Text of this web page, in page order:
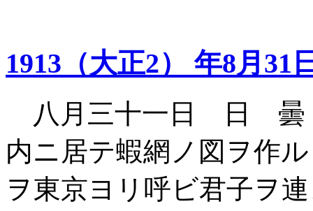
1913（大正2） 年8月31
八月三十一日 日
内ニ居テ蝦網ノ図ヲ作
ヲ東京ヨリ呼ビ君子ヲ